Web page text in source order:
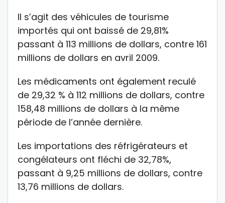
Il s’agit des véhicules de tourisme
importés qui ont baissé de 29,81%
passant à 113 millions de dollars, contre 161
millions de dollars en avril 2009.
Les médicaments ont également reculé
de 29,32 % à 112 millions de dollars, contre
158,48 millions de dollars à la même
période de l’année dernière.
Les importations des réfrigérateurs et
congélateurs ont fléchi de 32,78%,
passant à 9,25 millions de dollars, contre
13,76 millions de dollars.